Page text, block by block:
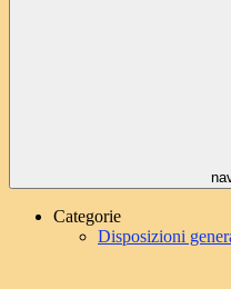
Categorie
Disposizioni